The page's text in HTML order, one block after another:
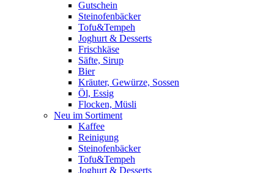
Gutschein
Steinofenbäcker
Tofu&Tempeh
Joghurt & Desserts
Frischkäse
Säfte, Sirup
Bier
Kräuter, Gewürze, Sossen
Öl, Essig
Flocken, Müsli
Neu im Sortiment
Kaffee
Reinigung
Steinofenbäcker
Tofu&Tempeh
Joghurt & Desserts